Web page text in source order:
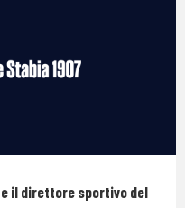
il direttore sportivo del